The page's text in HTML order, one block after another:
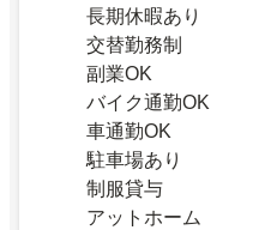
長期休暇あり
交替勤務制
副業OK
バイク通勤OK
車通勤OK
駐車場あり
制服貸与
アットホーム